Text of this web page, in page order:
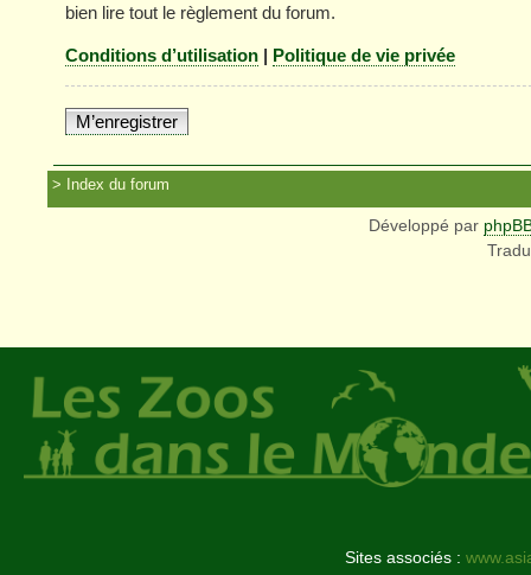
bien lire tout le règlement du forum.
Conditions d’utilisation | Politique de vie privée
M’enregistrer
Index du forum
Développé par
Sites associés :